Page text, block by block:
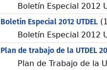
Boletín Especial 2012
Boletín Especial 2012 UTDEL
Boletín Especial 2012
Plan de trabajo de la UTDEL
Plan de Trabajo de la